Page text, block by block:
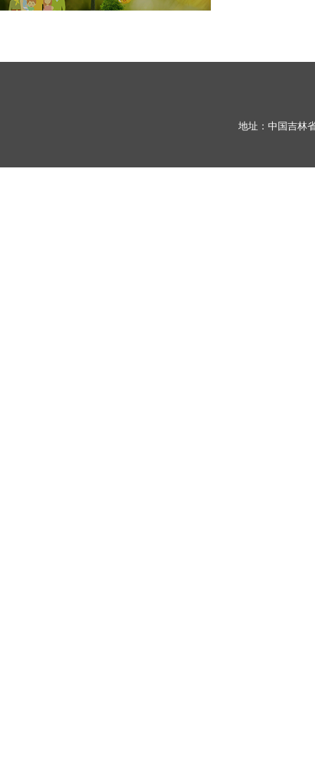
地址：中国吉林